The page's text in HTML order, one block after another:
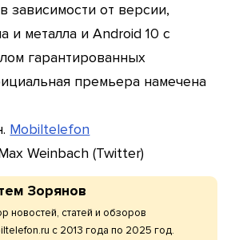
зависимости от версии,
и металла и Android 10 с
гарантированных
премьера намечена
Mobiltelefon
Weinbach (Twitter)
Зорянов
новостей, статей и обзоров
с 2013 года по 2025 год.